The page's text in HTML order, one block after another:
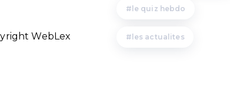
WebLex
le quiz hebdo
les actualites